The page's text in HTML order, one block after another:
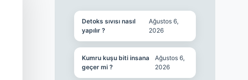
Detoks sıvısı nasıl
yapılır ?
Ağustos 6,
2026
Kumru kuşu biti insana
geçer mi ?
Ağustos 6,
2026